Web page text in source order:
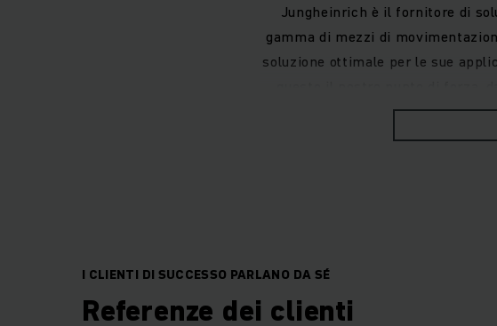
Jungheinrich è il fornitore di
gamma di mezzi di
soluzione ottimale per le sue
esigenze di settore.
I CLIENTI DI SUCCESSO PARLANO DA SÉ
Referenze dei clienti